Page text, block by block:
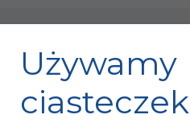
Używamy
ciasteczek